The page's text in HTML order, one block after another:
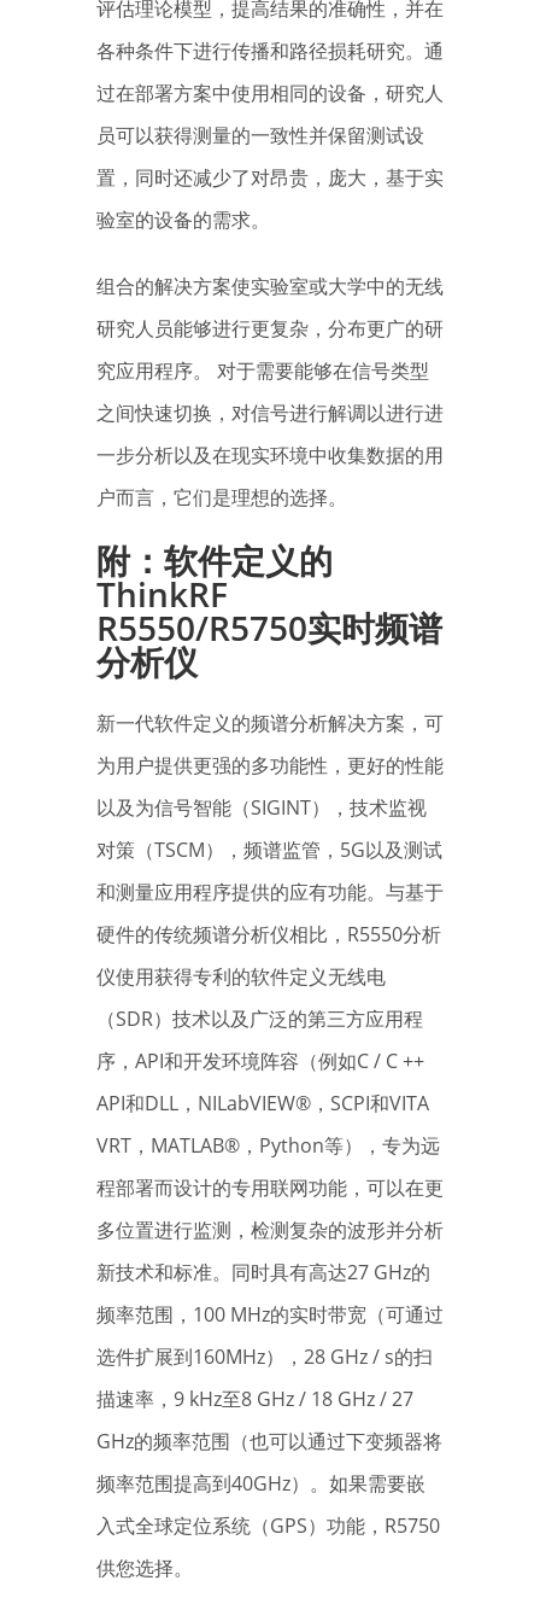
评估理论模型，提高结果的准确性，并在
各种条件下进行传播和路径损耗研究。通
过在部署方案中使用相同的设备，研究人
员可以获得测量的一致性并保留测试设
置，同时还减少了对昂贵，庞大，基于实
验室的设备的需求。
组合的解决方案使实验室或大学中的无线
研究人员能够进行更复杂，分布更广的研
究应用程序。 对于需要能够在信号类型
之间快速切换，对信号进行解调以进行进
一步分析以及在现实环境中收集数据的用
户而言，它们是理想的选择。
附： 软件定义的
ThinkRF
R5550/R5750实时频谱
分析仪
新一代软件定义的频谱分析解决方案，可
为用户提供更强的多功能性，更好的性能
以及为信号智能（SIGINT），技术监视
对策（TSCM），频谱监管，5G以及测试
和测量应用程序提供的应有功能。与基于
硬件的传统频谱分析仪相比，R5550分析
仪使用获得专利的软件定义无线电
（SDR）技术以及广泛的第三方应用程
序，API和开发环境阵容（例如C / C ++
API和DLL，NILabVIEW®，SCPI和VITA
VRT，MATLAB®，Python等），专为远
程部署而设计的专用联网功能，可以在更
多位置进行监测，检测复杂的波形并分析
新技术和标准。同时具有高达27 GHz的
频率范围，100 MHz的实时带宽（可通过
选件扩展到160MHz），28 GHz / s的扫
描速率，9 kHz至8 GHz / 18 GHz / 27
GHz的频率范围（也可以通过下变频器将
频率范围提高到40GHz）。如果需要嵌
入式全球定位系统（GPS）功能，R5750
供您选择。